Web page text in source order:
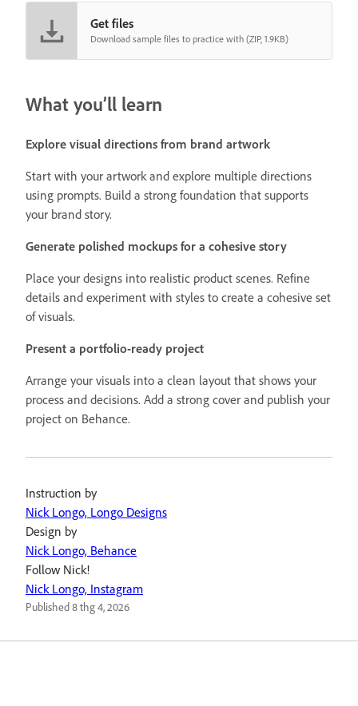
Get files
Download sample files to practice with (ZIP, 1.9KB)
What you’ll learn
Explore visual directions from brand artwork
Start with your artwork and explore multiple directions
using prompts. Build a strong foundation that supports
your brand story.
Generate polished mockups for a cohesive story
Place your designs into realistic product scenes. Refine
details and experiment with styles to create a cohesive set
of visuals.
Present a portfolio-ready project
Arrange your visuals into a clean layout that shows your
process and decisions. Add a strong cover and publish your
project on Behance.
Instruction by
Nick Longo, Longo Designs
Design by
Nick Longo, Behance
Follow Nick!
Nick Longo, Instagram
Published8 thg 4, 2026